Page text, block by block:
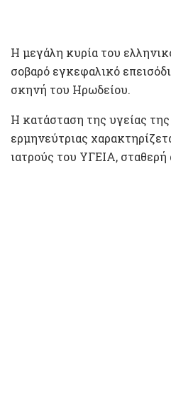
Η μεγάλη κυρία του
σοβαρό εγκεφαλικό
σκηνή του Ηρωδείου.
Η κατάσταση της υγείας
ερμηνεύτριας
ιατρούς του ΥΓΕΙΑ, σταθερή